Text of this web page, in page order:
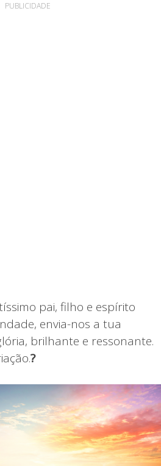
PUBLICIDADE
pai, filho e espírito
envia-nos a tua
brilhante e ressonante.
?